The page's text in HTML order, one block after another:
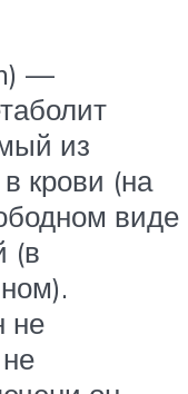
—
из
крови (на
виде
(в
не